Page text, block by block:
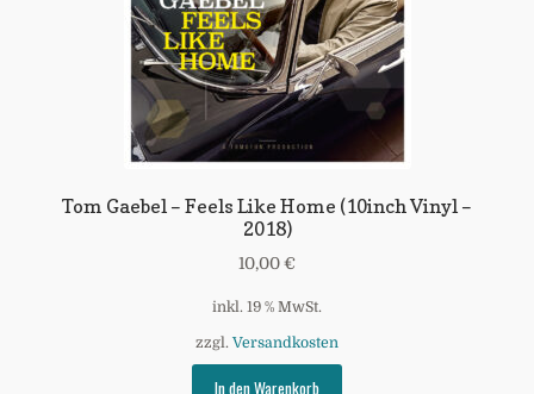
Tom Gaebel – Feels Like Home (10inch Vinyl –
2018)
10,00 €
inkl. 19 % MwSt.
zzgl. Versandkosten
In den Warenkorb